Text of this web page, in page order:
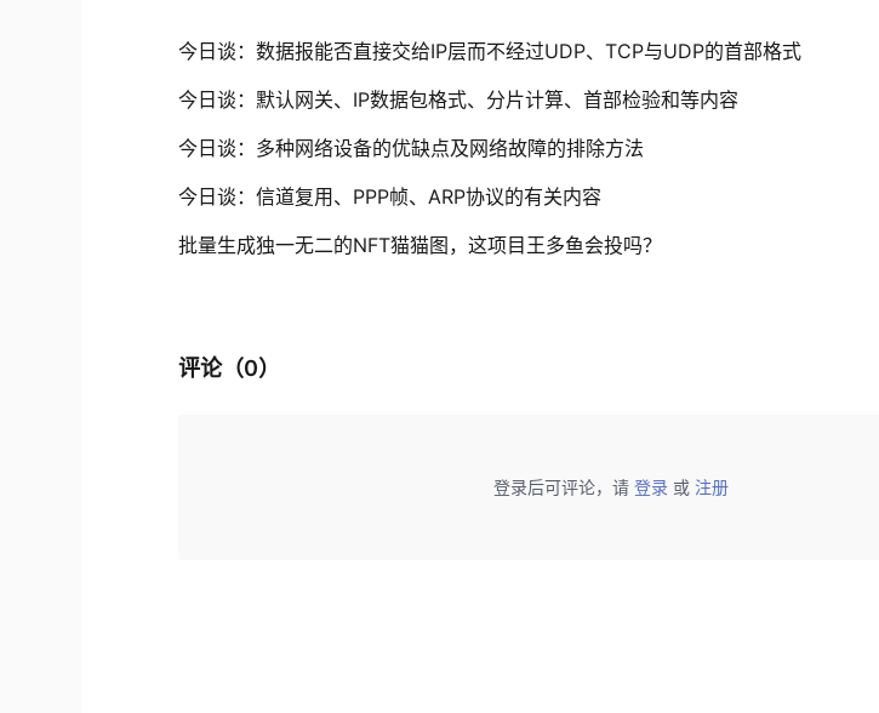
今日谈：数据报能否直接交给IP层而不经过UDP、TCP与UDP的首部格式
今日谈：默认网关、IP数据包格式、分片计算、首部检验和等内容
今日谈：多种网络设备的优缺点及网络故障的排除方法
今日谈：信道复用、PPP帧、ARP协议的有关内容
批量生成独一无二的NFT猫猫图，这项目王多鱼会投吗？
评论（0）
登录后可评论，请 登录 或 注册